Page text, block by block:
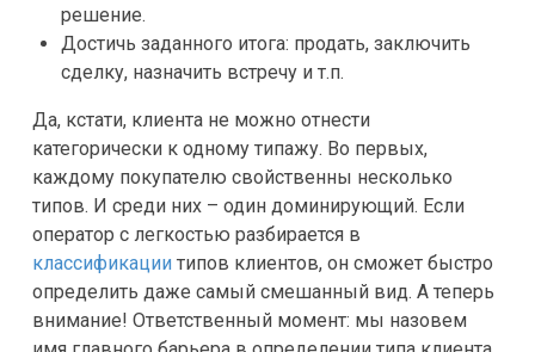
решение.
Достичь заданного итога: продать, заключить
сделку, назначить встречу и т.п.
Да, кстати, клиента не можно отнести
категорически к одному типажу. Во первых,
каждому покупателю свойственны несколько
типов. И среди них – один доминирующий. Если
оператор с легкостью разбирается в
классификациитипов клиентов, он сможет быстро
определить даже самый смешанный вид. А теперь
внимание! Ответственный момент: мы назовем